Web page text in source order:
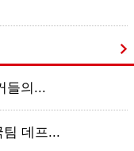
들의...
데프...